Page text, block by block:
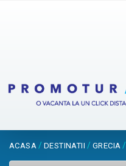
ACASA / DESTINATII / GRECIA /